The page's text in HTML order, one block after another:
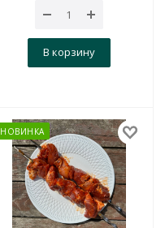
В корзину
НОВИНКА